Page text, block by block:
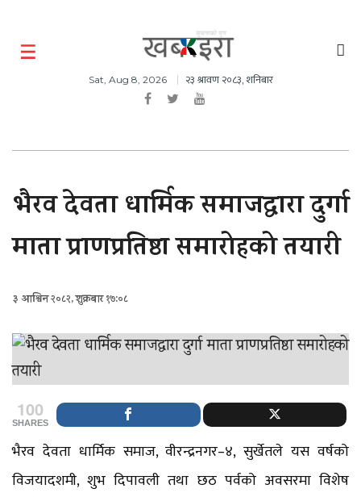
Sat, Aug 8, 2026 २३ श्रावण २०८३, शनिबार
भैरव देवता धार्मिक समाजद्वारा दुर्गा
माता प्राणप्रतिष्ठा समारोहको तयारी
३ आश्विन २०८२, शुक्रबार १७:०८
100
SHARES
भैरव देवता धार्मिक समाज, वीरन्द्रनगर–४, सुर्खेतले यस वर्षको
विजयादशमी, शुभ दिपावली तथा छठ पर्वको अवसरमा विशेष